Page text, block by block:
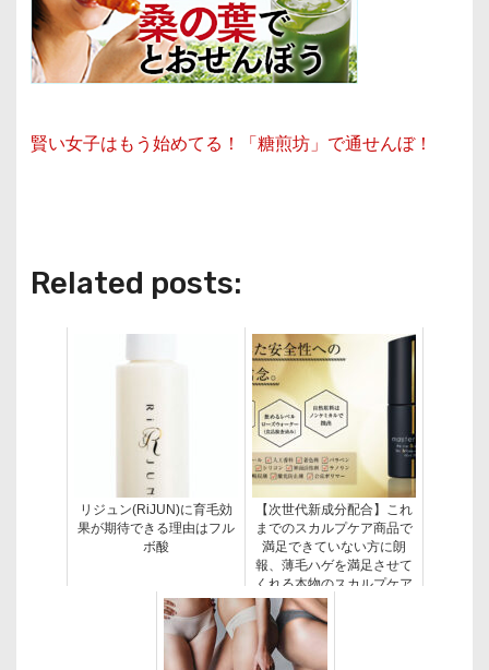
賢い女子はもう始めてる！「糖煎坊」で通せんぼ！
Related posts:
リジュン(RiJUN)に育毛効
果が期待できる理由はフル
ボ酸
【次世代新成分配合】これ
までのスカルプケア商品で
満足できていない方に朗
報、薄毛ハゲを満足させて
くれる本物のスカルプケア
あらわる！！！